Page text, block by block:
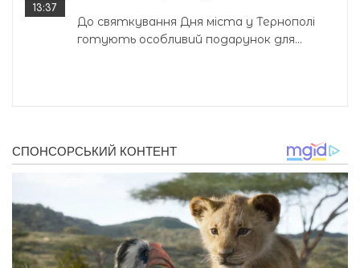
13:37
До святкування Дня міста у Тернополі
готують особливий подарунок для...